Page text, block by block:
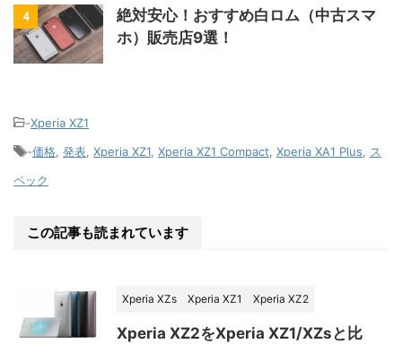
4
絶対安心！おすすめ白ロム（中古スマ
ホ）販売店9選！
-Xperia XZ1
-価格 発表 Xperia XZ1 Xperia XZ1 Compact Xperia XA1 Plus
ス
ペック
この記事も読まれています
Xperia XZs Xperia XZ1 Xperia XZ2
Xperia XZ2をXperia XZ1/XZsと比